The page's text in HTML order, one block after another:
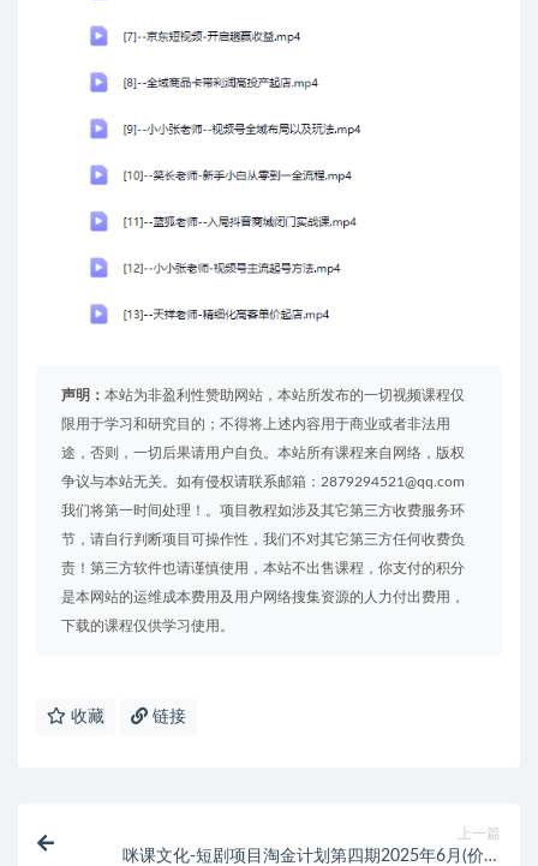
声明： 本站为非盈利性赞助网站，本站所发布的一切视频课程仅
限用于学习和研究目的；不得将上述内容用于商业或者非法用
途，否则，一切后果请用户自负。本站所有课程来自网络，版权
争议与本站无关。如有侵权请联系邮箱：2879294521@qq.com
我们将第一时间处理！。项目教程如涉及其它第三方收费服务环
节，请自行判断项目可操作性，我们不对其它第三方任何收费负
责！第三方软件也请谨慎使用，本站不出售课程，你支付的积分
是本网站的运维成本费用及用户网络搜集资源的人力付出费用，
下载的课程仅供学习使用。
收藏 链接
上一篇
咪课文化-短剧项目淘金计划第四期2025年6月(价值